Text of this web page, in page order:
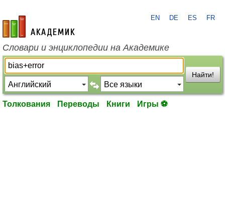
academic.ru
EN DE ES FR
Словари и энциклопедии на Академике
Найти!
Толкования Переводы Книги Игры ⚽